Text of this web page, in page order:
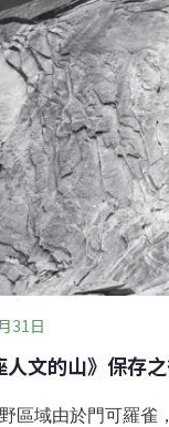
過DNA用系統分析，
31日
人文的山》保存
區域由於門可羅雀